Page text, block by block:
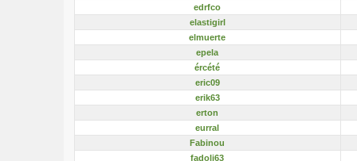
edrfco
elastigirl
elmuerte
epela
ércété
eric09
erik63
erton
eurral
Fabinou
fadoli63